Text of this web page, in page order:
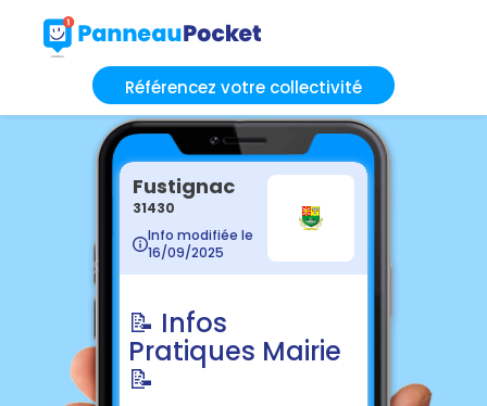
Référencez votre collectivité
Fustignac
31430
Info modifiée le
16/09/2025
📝 Infos
Pratiques Mairie
📝